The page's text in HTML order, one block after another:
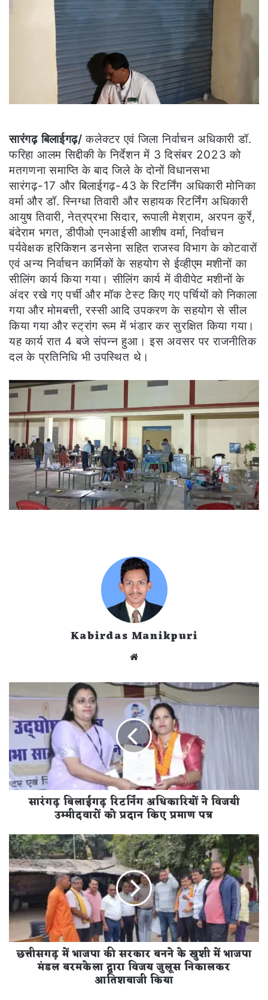
सारंगढ़ बिलाईगढ़/ कलेक्टर एवं जिला निर्वाचन अधिकारी डॉ.
फरिहा आलम सिद्दीकी के निर्देशन में 3 दिसंबर 2023 को
मतगणना समाप्ति के बाद जिले के दोनों विधानसभा
सारंगढ़-17 और बिलाईगढ़-43 के रिटर्निंग अधिकारी मोनिका
वर्मा और डॉ. स्निग्धा तिवारी और सहायक रिटर्निंग अधिकारी
आयुष तिवारी, नेत्रप्रभा सिदार, रूपाली मेश्राम, अरपन कुर्रे,
बंदेराम भगत, डीपीओ एनआईसी आशीष वर्मा, निर्वाचन
पर्यवेक्षक हरिकिशन डनसेना सहित राजस्व विभाग के कोटवारों
एवं अन्य निर्वाचन कार्मिकों के सहयोग से ईव्हीएम मशीनों का
सीलिंग कार्य किया गया। सीलिंग कार्य में वीवीपेट मशीनों के
अंदर रखे गए पर्ची और मॉक टेस्ट किए गए पर्चियों को निकाला
गया और मोमबत्ती, रस्सी आदि उपकरण के सहयोग से सील
किया गया और स्ट्रांग रूम में भंडार कर सुरक्षित किया गया।
यह कार्य रात 4 बजे संपन्न हुआ। इस अवसर पर राजनीतिक
दल के प्रतिनिधि भी उपस्थित थे।
Kabirdas Manikpuri
बिलाईगढ़
अधिकारियों
विजयी
उम्मीदवारों
को
प्रदान
सारंगढ़ बिलाईगढ़ रिटर्निंग अधिकारियों ने विजयी
उम्मीदवारों को प्रदान किए प्रमाण पत्र
छत्तीसगढ़
में
भाजपा
की
सरकार
बनने
के
खुशी
में
भाजपा
छत्तीसगढ़ में भाजपा की सरकार बनने के खुशी में भाजपा
मंडल बरमकेला द्वारा विजय जुलूस निकालकर
आतिशबाजी किया